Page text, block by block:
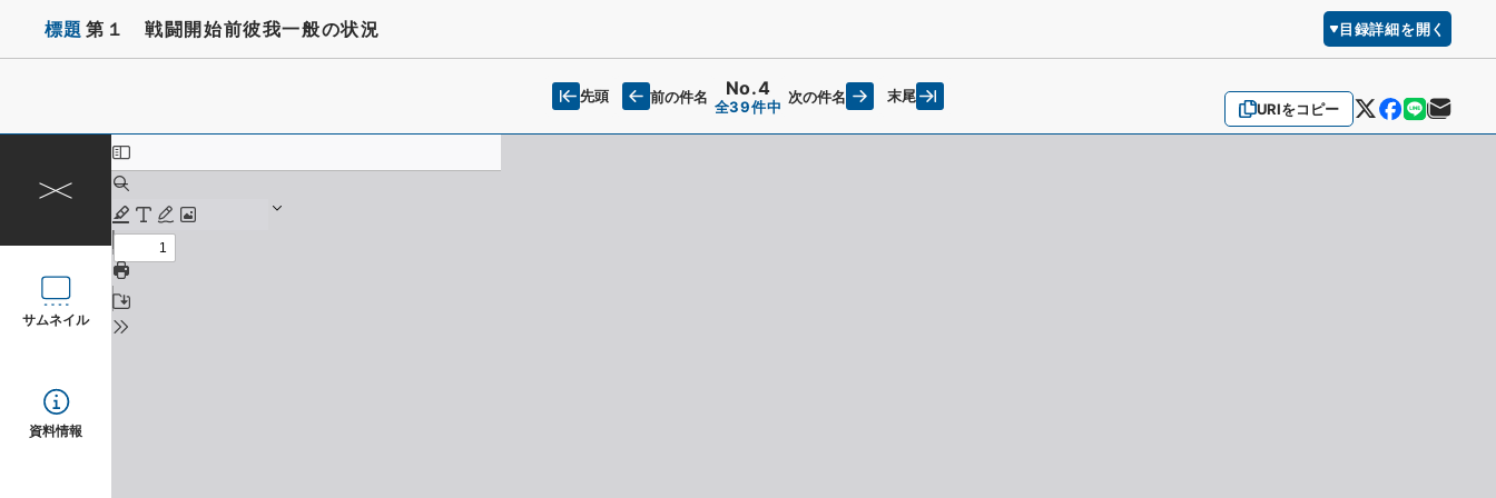
標題 第１ 戦闘開始前彼我一般の状況 目録詳細を開く
URIをコピー
先頭 前の件名 No.4
全39件中
次の件名 末尾
サムネイル
資料情報